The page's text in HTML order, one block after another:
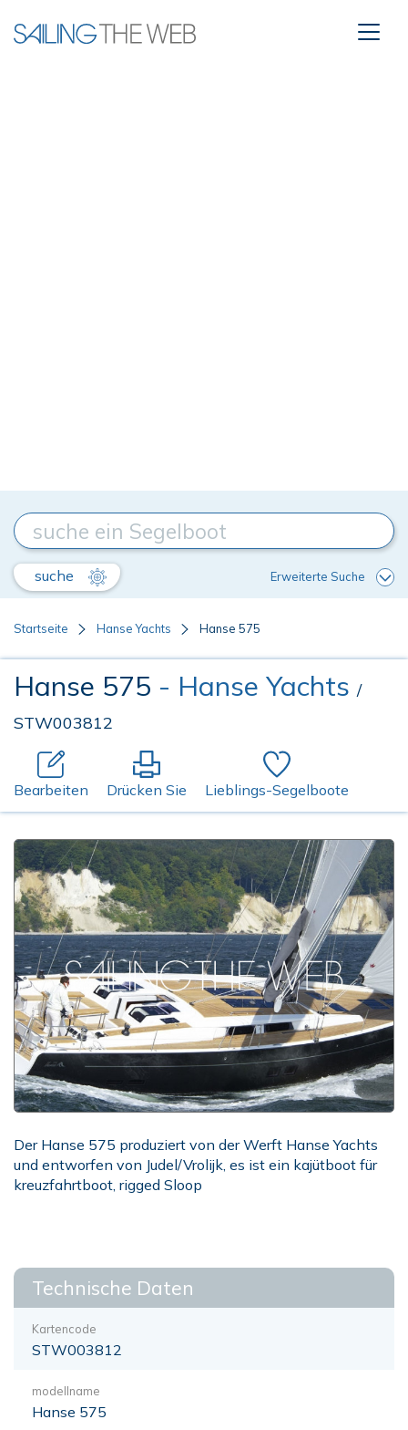
suche Erweiterte Suche
Startseite Hanse Yachts Hanse 575
Hanse 575 - Hanse Yachts /
STW003812
Bearbeiten Drücken Sie Lieblings-Segelboote
Der Hanse 575 produziert von der Werft Hanse Yachts
und entworfen von Judel/Vrolijk, es ist ein kajütboot für
kreuzfahrtboot, rigged Sloop
Technische Daten
Kartencode
STW003812
modellname
Hanse 575